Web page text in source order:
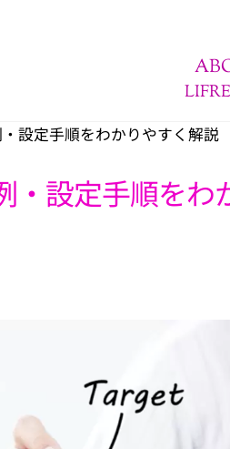
設定手順をわかりやすく解説
・設定手順をわ